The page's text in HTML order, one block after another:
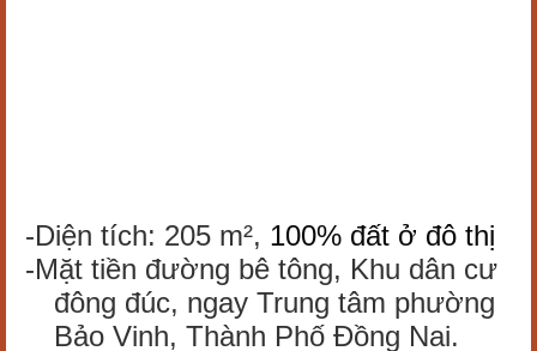
-Diện tích: 205 m², 100% đất ở đô thị
-Mặt tiền đường bê tông, Khu dân cư
đông đúc, ngay Trung tâm phường
Bảo Vinh, Thành Phố Đồng Nai.